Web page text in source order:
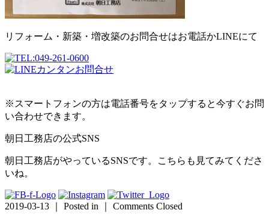
リフォーム・新築・増改築のお問合せはお電話かLINEにて
※スマートフォンの方は電話番号をタップすると今すぐお問
い合わせできます。
朝日工務店の公式SNS
朝日工務店がやっているSNSです。こちらも見てみてくださ
いね。
2019-03-13 ｜ Posted in ｜ Comments Closed